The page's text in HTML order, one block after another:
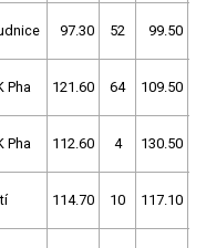
97.30 52 99.50
Pha 121.60 64 109.50
Pha 112.60 4 130.50
114.70 10 117.10